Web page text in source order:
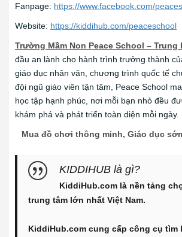
Fanpage: https://www.facebook.com/
Website: https://kiddihub.com/peaceschool
Trường Mầm Non Peace School – Trung
đầu an lành cho hành trình trưởng thành
giáo dục nhân văn, chương trình quốc tế
đội ngũ giáo viên tận tâm, Peace School
học tập hạnh phúc, nơi mỗi bạn nhỏ đều
khám phá và phát triển toàn diện mỗi ngày.
Mua đồ chơi thông minh, Giáo dục
KIDDIHUB là gì?
KiddiHub.com là nền tảng
trung tâm lớn nhất Việt Nam.
KiddiHub.com cung cấp công cụ tìm